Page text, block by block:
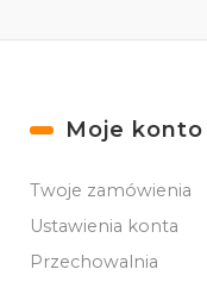
Moje konto
Twoje zamówienia
Ustawienia konta
Przechowalnia